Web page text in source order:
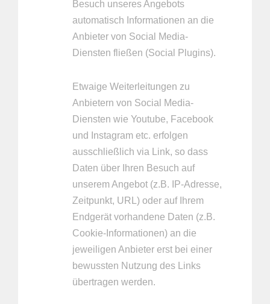
Besuch unseres Angebots
automatisch Informationen an die
Anbieter von Social Media-
Diensten fließen (Social Plugins).
Etwaige Weiterleitungen zu
Anbietern von Social Media-
Diensten wie Youtube, Facebook
und Instagram etc. erfolgen
ausschließlich via Link, so dass
Daten über Ihren Besuch auf
unserem Angebot (z.B. IP-Adresse,
Zeitpunkt, URL) oder auf Ihrem
Endgerät vorhandene Daten (z.B.
Cookie-Informationen) an die
jeweiligen Anbieter erst bei einer
bewussten Nutzung des Links
übertragen werden.